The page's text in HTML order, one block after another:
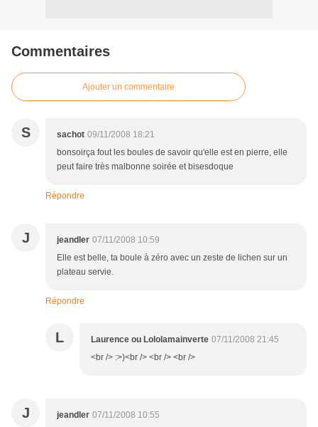
Commentaires
Ajouter un commentaire
S sachot 09/11/2008 18:21
bonsoirça fout les boules de savoir qu'elle est en pierre, elle
peut faire très malbonne soirée et bisesdoque
Répondre
J jeandler 07/11/2008 10:59
Elle est belle, ta boule à zéro avec un zeste de lichen sur un
plateau servie.
Répondre
L Laurence ou Lololamainverte 07/11/2008 21:45
<br /> :>)<br /> <br /> <br />
J jeandler 07/11/2008 10:55